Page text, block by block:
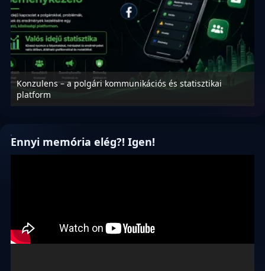
Konzulens – a polgári kommunikációs és statisztikai
platform
Ennyi memória elég?! Igen!